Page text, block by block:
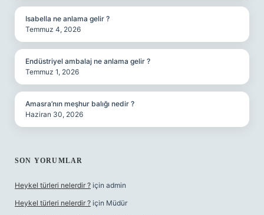
Isabella ne anlama gelir ?
Temmuz 4, 2026
Endüstriyel ambalaj ne anlama gelir ?
Temmuz 1, 2026
Amasra’nın meşhur balığı nedir ?
Haziran 30, 2026
SON YORUMLAR
Heykel türleri nelerdir ? için admin
Heykel türleri nelerdir ? için Müdür